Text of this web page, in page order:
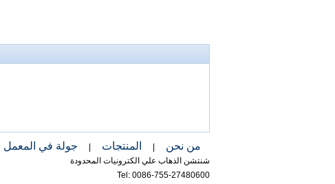
من نحن المنتجات جولة في المعمل
شنتشن الذهاب علي الكترونيات المحدودة
Tel: 0086-755-27480600